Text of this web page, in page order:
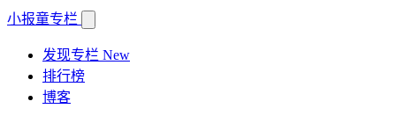
小报童专栏
发现专栏 New
排行榜
博客